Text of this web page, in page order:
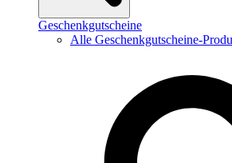
Geschenkgutscheine
Alle Geschenkgutscheine-